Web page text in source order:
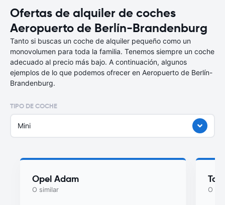
Ofertas de alquiler de coches
Aeropuerto de Berlín-Brandenburg
Tanto si buscas un coche de alquiler pequeño como un
monovolumen para toda la familia. Tenemos siempre un coche
adecuado al precio más bajo. A continuación, algunos
ejemplos de lo que podemos ofrecer en Aeropuerto de Berlín-
Brandenburg.
TIPO DE COCHE
Mini
Opel Adam
O similar O